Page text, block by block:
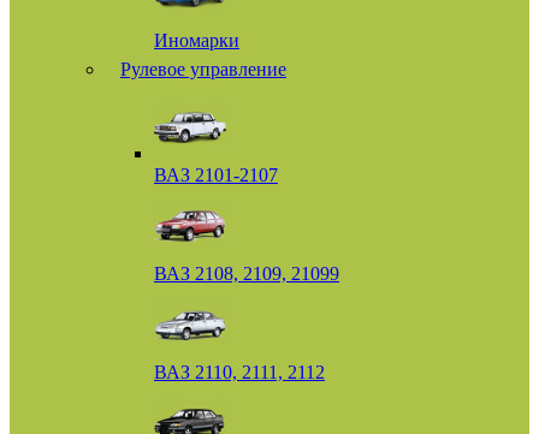
Иномарки
Рулевое управление
ВАЗ 2101-2107
ВАЗ 2108, 2109, 21099
ВАЗ 2110, 2111, 2112